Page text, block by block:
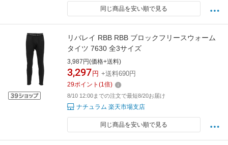
同じ商品を安い順で見る
リバレイ RBB RBB ブロックフリースウォーム
タイツ 7630 全3サイズ
3,987円(価格+送料)
3,297 円 +送料690円
29ポイント (1倍)
8/10 12:00までの注文で最短8/20お届け
ナチュラム 楽天市場支店
同じ商品を安い順で見る